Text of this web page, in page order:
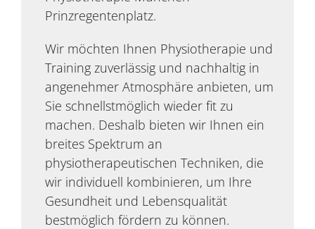
Prinzregentenplatz.
Wir möchten Ihnen Physiotherapie und
Training zuverlässig und nachhaltig in
angenehmer Atmosphäre anbieten, um
Sie schnellstmöglich wieder fit zu
machen. Deshalb bieten wir Ihnen ein
breites Spektrum an
physiotherapeutischen Techniken, die
wir individuell kombinieren, um Ihre
Gesundheit und Lebensqualität
bestmöglich fördern zu können.